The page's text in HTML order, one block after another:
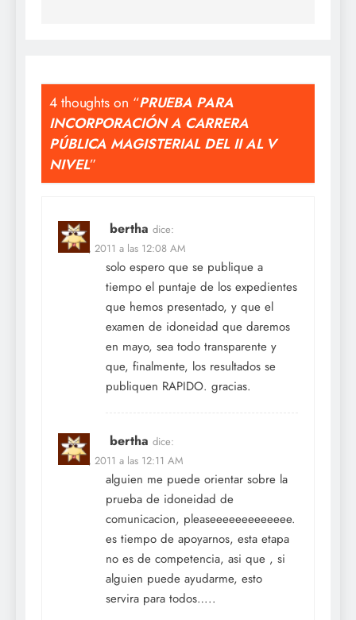
4 thoughts on “PRUEBA PARA
INCORPORACIÓN A CARRERA
PÚBLICA MAGISTERIAL DEL II AL V
NIVEL”
bertha dice:
Feb 27, 2011 a las 12:08 AM
solo espero que se publique a
tiempo el puntaje de los expedientes
que hemos presentado, y que el
examen de idoneidad que daremos
en mayo, sea todo transparente y
que, finalmente, los resultados se
publiquen RAPIDO. gracias.
bertha dice:
Feb 27, 2011 a las 12:11 AM
alguien me puede orientar sobre la
prueba de idoneidad de
comunicacion, pleaseeeeeeeeeeeee.
es tiempo de apoyarnos, esta etapa
no es de competencia, asi que , si
alguien puede ayudarme, esto
servira para todos…..